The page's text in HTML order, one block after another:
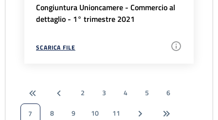
Congiuntura Unioncamere - Commercio al
dettaglio - 1° trimestre 2021
SCARICA FILE
2 3 4 5
6
7
8 9 10 11